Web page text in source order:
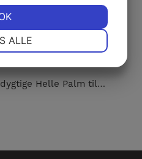
22. FEBRUAR KL. 10.00
2026
Helle Palm til…
STATISTIK
ALLE